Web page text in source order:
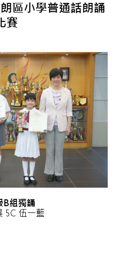
區小學普通話朗誦
賽
B組獨誦
5C 伍一藍